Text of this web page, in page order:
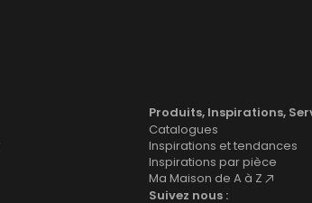
Produits, Inspirations,
Catalogues
Inspirations et tendances
Inspirations par pièce
Ma Maison de A à Z
Suivez nous :